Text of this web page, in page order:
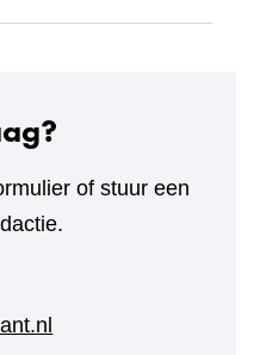
of stuur een